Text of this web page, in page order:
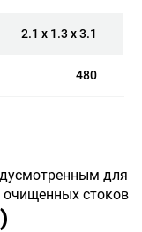
2.1 x 1.3 x 3.1
480
для
очищенных стоков